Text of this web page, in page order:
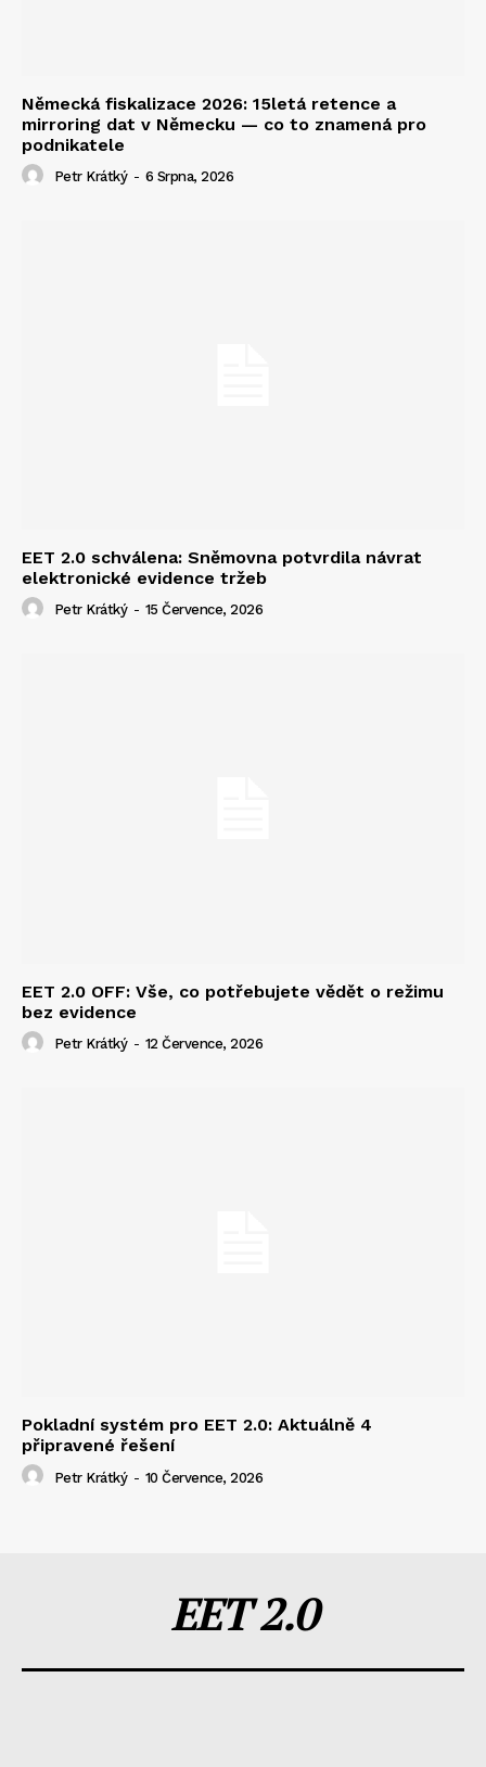
Německá fiskalizace 2026: 15letá retence a
mirroring dat v Německu — co to znamená pro
podnikatele
Petr Krátký - 6 Srpna, 2026
EET 2.0 schválena: Sněmovna potvrdila návrat
elektronické evidence tržeb
Petr Krátký - 15 Července, 2026
EET 2.0 OFF: Vše, co potřebujete vědět o režimu
bez evidence
Petr Krátký - 12 Července, 2026
Pokladní systém pro EET 2.0: Aktuálně 4
připravené řešení
Petr Krátký - 10 Července, 2026
EET 2.0